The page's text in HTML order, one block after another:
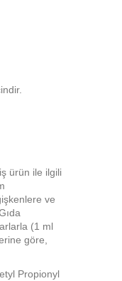
ürün ile ilgili
ve
(1 ml
göre,
Propionyl